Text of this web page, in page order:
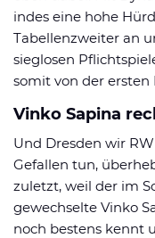
indes eine hohe
Tabellenzweiter an
sieglosen
somit von der
Vinko Sapina
Und Dresden wir
Gefallen tun,
zuletzt, weil der im
gewechselte Vinko
noch bestens kennt